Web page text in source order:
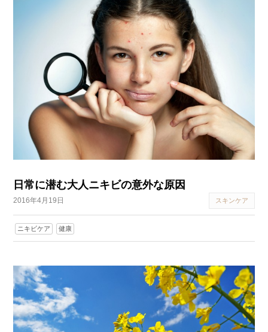
日常に潜む大人ニキビの意外な原因
2016年4月19日 スキンケア
ニキビケア 健康